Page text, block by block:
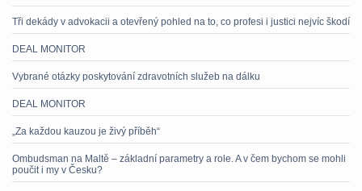
Tři dekády v advokacii a otevřený pohled na to, co profesi i justici nejvíc škodí
DEAL MONITOR
Vybrané otázky poskytování zdravotních služeb na dálku
DEAL MONITOR
„Za každou kauzou je živý příběh“
Ombudsman na Maltě – základní parametry a role. A v čem bychom se mohli
poučit i my v Česku?